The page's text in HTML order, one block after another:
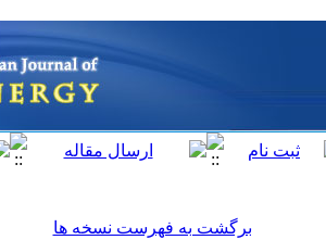
برگشت به فهرست نسخه ها